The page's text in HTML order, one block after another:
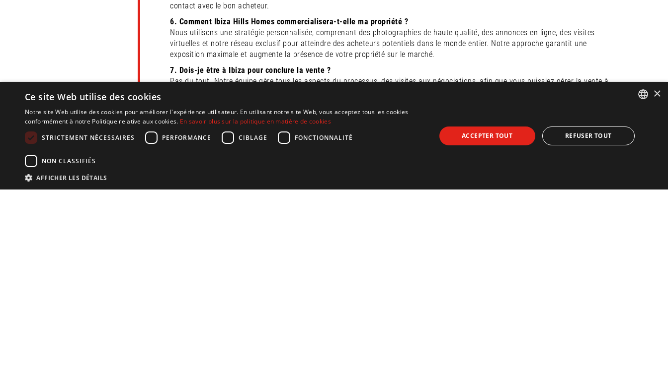
contact avec le bon acheteur.
6. Comment Ibiza Hills Homes commercialisera-t-elle ma propriété ?
Nous utilisons une stratégie personnalisée, comprenant des photographies de haute qualité, des annonces en ligne, des visites
virtuelles et notre réseau exclusif pour atteindre des acheteurs potentiels dans le monde entier. Notre approche garantit une
exposition maximale et augmente la présence de votre propriété sur le marché.
7. Dois-je être à Ibiza pour conclure la vente ?
Pas du tout. Notre équipe gère tous les aspects du processus, des visites aux négociations, afin que vous puissiez gérer la vente à
La vente de votre propriété à Ibiza sera simple et réussie avec de bons conseils. Ibiza Hills Homes vous apporte un soutien et une
expertise dédiés pour rendre l’expérience enrichissante. Prêt à la découvrir ? Contactez-nous dès aujourd’hui pour une consultation !
SUIVEZ-NOUS SUR
SPANISH
×
Ce site Web utilise des cookies
Notre site Web utilise des cookies pour améliorer l'expérience utilisateur. En utilisant notre site Web, vous acceptez tous les cookies
conformément à notre Politique relative aux cookies. En savoir plus sur la politique en matière de cookies
STRICTEMENT NÉCESSAIRES
PERFORMANCE CIBLAGE FONCTIONNALITÉ
NON CLASSIFIÉS
AFFICHER LES DÉTAILS
ACCEPTER TOUT REFUSER TOUT